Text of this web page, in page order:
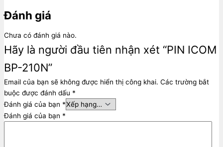
Đánh giá
Chưa có đánh giá nào.
Hãy là người đầu tiên nhận xét “PIN ICOM
BP-210N”
Email của bạn sẽ không được hiển thị công khai. Các trường bắt
buộc được đánh dấu *
Đánh giá của bạn *
Đánh giá của bạn *